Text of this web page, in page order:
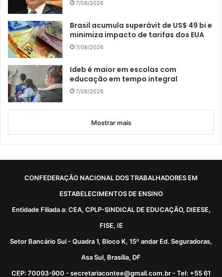
7/08/2026
Brasil acumula superávit de US$ 49 bi e
minimiza impacto de tarifas dos EUA
7/08/2026
Ideb é maior em escolas com
educação em tempo integral
7/08/2026
Mostrar mais
CONFEDERAÇÃO NACIONAL DOS TRABALHADORES EM
ESTABELECIMENTOS DE ENSINO
Entidade Filiada a: CEA, CPLP-SINDICAL DE EDUCAÇÃO, DIEESE,
FISE, IE
Setor Bancário Sul - Quadra 1, Bloco K, 15º andar Ed. Seguradoras,
Asa Sul, Brasília, DF
CEP: 70093-900 - secretariacontee@gmail.com.br - Tel: +55 61